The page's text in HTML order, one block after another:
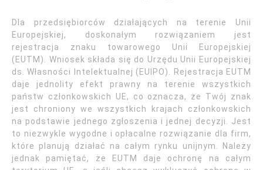
Dla przedsiębiorców działających na terenie Unii
Europejskiej, doskonałym rozwiązaniem jest
rejestracja znaku towarowego Unii Europejskiej
(EUTM). Wniosek składa się do Urzędu Unii Europejskiej
ds. Własności Intelektualnej (EUIPO). Rejestracja EUTM
daje jednolity efekt prawny na terenie wszystkich
państw członkowskich UE, co oznacza, że Twój znak
jest chroniony we wszystkich krajach członkowskich
na podstawie jednego zgłoszenia i jednej decyzji. Jest
to niezwykle wygodne i opłacalne rozwiązanie dla firm,
które planują działać na całym rynku unijnym. Należy
jednak pamiętać, że EUTM daje ochronę na całym